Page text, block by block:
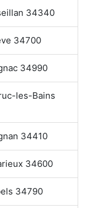
34340
34700
34990
les-Bains
34410
34600
34790